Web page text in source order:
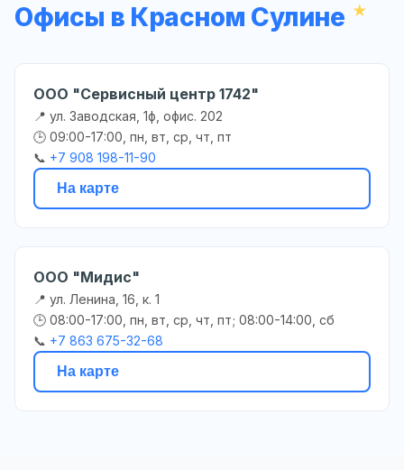
Офисы в Красном Сулине
ООО "Сервисный центр 1742"
📍 ул. Заводская, 1ф, офис. 202
🕒 09:00-17:00, пн, вт, ср, чт, пт
📞 +7 908 198-11-90
На карте
ООО "Мидис"
📍 ул. Ленина, 16, к. 1
🕒 08:00-17:00, пн, вт, ср, чт, пт; 08:00-14:00, сб
📞 +7 863 675-32-68
На карте